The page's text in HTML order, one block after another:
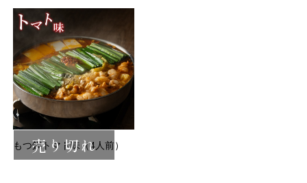
売り切れ
もつ鍋トマト味（4人前）